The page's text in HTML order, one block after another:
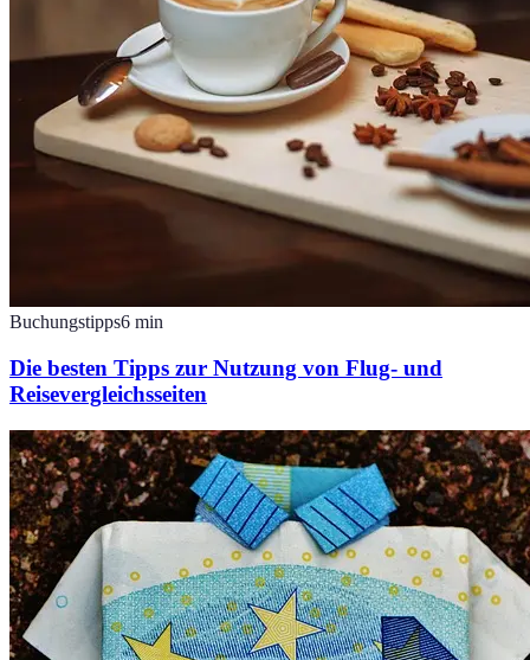
Buchungstipps6 min
Die besten Tipps zur Nutzung von Flug- und
Reisevergleichsseiten